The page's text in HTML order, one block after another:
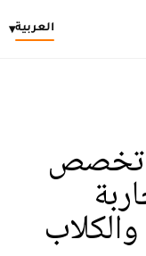
العربية▾
تخصص